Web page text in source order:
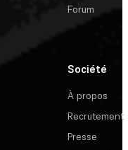
Forum
Société
À propos
Recrutement
Presse